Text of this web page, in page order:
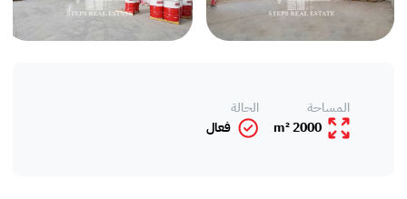
المساحة
2000 m²
الحالة
فعال